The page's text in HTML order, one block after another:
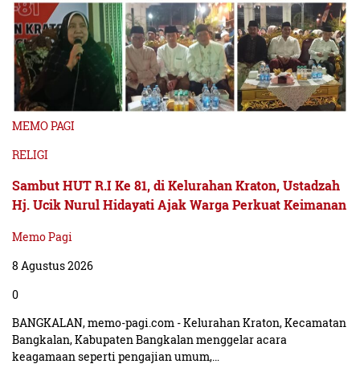
MEMO PAGI
RELIGI
Sambut HUT R.I Ke 81, di Kelurahan Kraton, Ustadzah
Hj. Ucik Nurul Hidayati Ajak Warga Perkuat Keimanan
Memo Pagi
8 Agustus 2026
0
BANGKALAN, memo-pagi.com - Kelurahan Kraton, Kecamatan
Bangkalan, Kabupaten Bangkalan menggelar acara
keagamaan seperti pengajian umum,…